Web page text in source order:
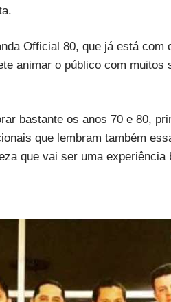
Official 80, que já está com
animar o público com
bastante os anos 70 e 80,
que lembram também
que vai ser uma experiência